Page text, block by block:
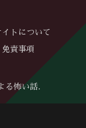
イトについて
免責事項
る怖い話.